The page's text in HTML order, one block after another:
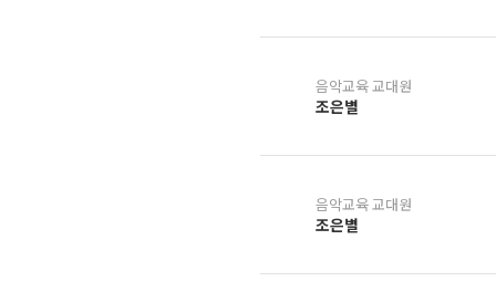
음악교육 교대원
조은별
음악교육 교대원
조은별